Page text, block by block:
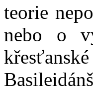
teorie
nebo o